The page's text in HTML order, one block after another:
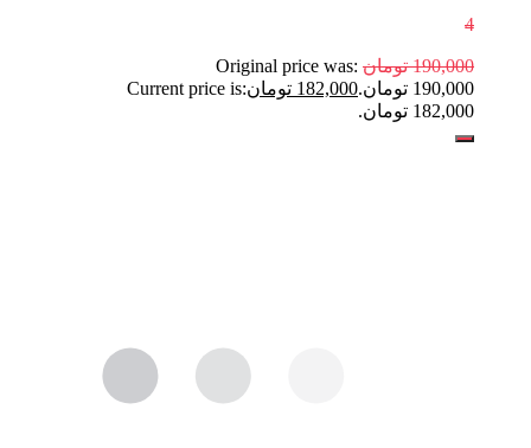
4
190,000 تومان Original price was:
190,000 تومان.
182,000 تومانCurrent price is:
182,000 تومان.